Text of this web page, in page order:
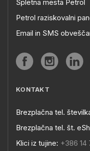
Spletna mesta Petrol
Petrol raziskovalni
Email in SMS
KONTAKT
Brezplačna tel.
Brezplačna tel. št.
Klici iz tujine: +386 14